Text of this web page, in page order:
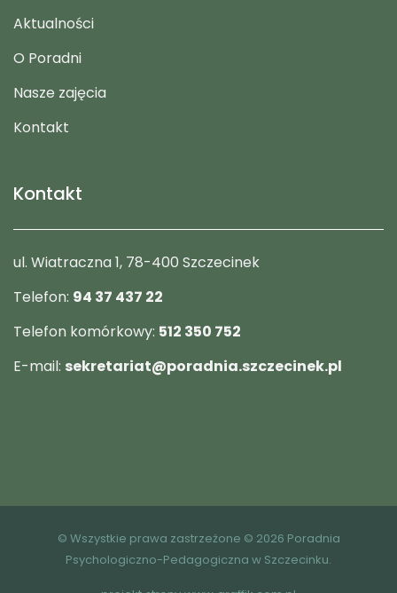
Aktualności
O Poradni
Nasze zajęcia
Kontakt
Kontakt
ul. Wiatraczna 1, 78-400 Szczecinek
Telefon: 94 37 437 22
Telefon komórkowy: 512 350 752
E-mail: sekretariat@poradnia.szczecinek.pl
© Wszystkie prawa zastrzeżone © 2026 Poradnia
Psychologiczno-Pedagogiczna w Szczecinku.